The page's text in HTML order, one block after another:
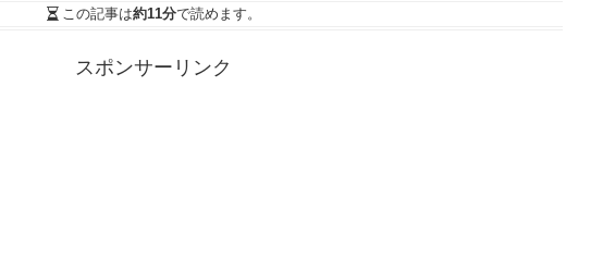
この記事は約11分で読めます。
スポンサーリンク